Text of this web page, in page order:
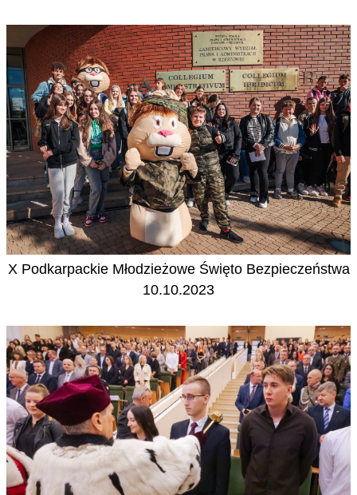
X Podkarpackie Młodzieżowe Święto Bezpieczeństwa
10.10.2023